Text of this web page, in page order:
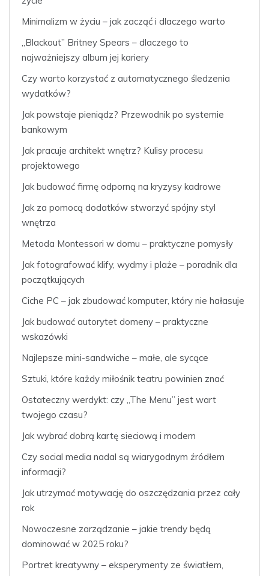
Minimalizm w życiu – jak zacząć i dlaczego warto
„Blackout” Britney Spears – dlaczego to
najważniejszy album jej kariery
Czy warto korzystać z automatycznego śledzenia
wydatków?
Jak powstaje pieniądz? Przewodnik po systemie
bankowym
Jak pracuje architekt wnętrz? Kulisy procesu
projektowego
Jak budować firmę odporną na kryzysy kadrowe
Jak za pomocą dodatków stworzyć spójny styl
wnętrza
Metoda Montessori w domu – praktyczne pomysły
Jak fotografować klify, wydmy i plaże – poradnik dla
początkujących
Ciche PC – jak zbudować komputer, który nie hałasuje
Jak budować autorytet domeny – praktyczne
wskazówki
Najlepsze mini-sandwiche – małe, ale sycące
Sztuki, które każdy miłośnik teatru powinien znać
Ostateczny werdykt: czy „The Menu” jest wart
twojego czasu?
Jak wybrać dobrą kartę sieciową i modem
Czy social media nadal są wiarygodnym źródłem
informacji?
Jak utrzymać motywację do oszczędzania przez cały
rok
Nowoczesne zarządzanie – jakie trendy będą
dominować w 2025 roku?
Portret kreatywny – eksperymenty ze światłem,